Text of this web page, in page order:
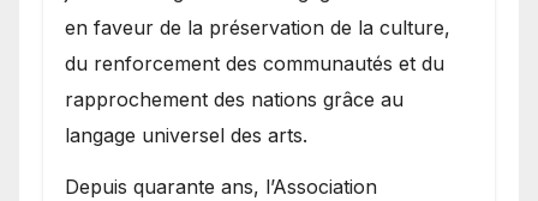
en faveur de la préservation de la culture,
du renforcement des communautés et du
rapprochement des nations grâce au
langage universel des arts.
​Depuis quarante ans, l’Association